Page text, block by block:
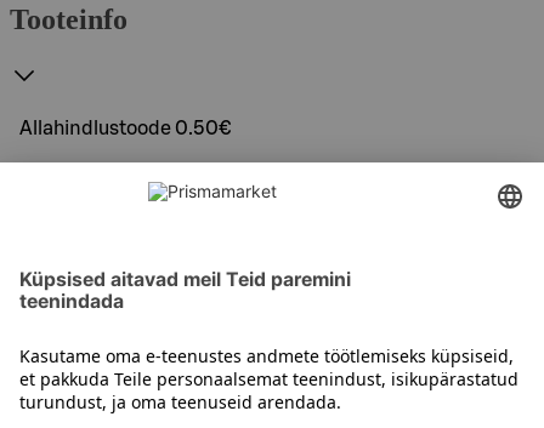
Tooteinfo
Allahindlustoode 0.50€
4747001007923
Uuendame tooteandmeid ePrismas regulaarselt. Soovitame siiski